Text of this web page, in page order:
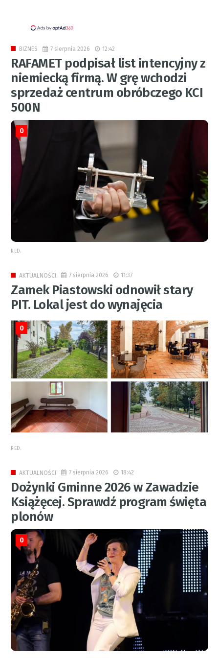
BIZNES 7 sierpnia 2026 12:42
RAFAMET podpisał list intencyjny z
niemiecką firmą. W grę wchodzi
sprzedaż centrum obróbczego KCI
500N
0
RED.
AKTUALNOŚCI 7 sierpnia 2026 11:37
Zamek Piastowski odnowił stary
PIT. Lokal jest do wynajęcia
0
RED.
AKTUALNOŚCI 7 sierpnia 2026 18:42
Dożynki Gminne 2026 w Zawadzie
Książęcej. Sprawdź program święta
plonów
0